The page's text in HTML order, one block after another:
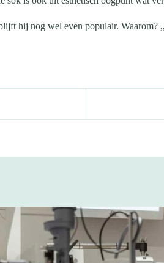
hij nog wel even populair.